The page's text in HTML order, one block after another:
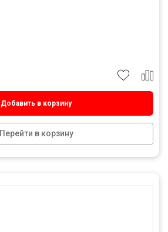
Добавить в корзину
Перейти в корзину